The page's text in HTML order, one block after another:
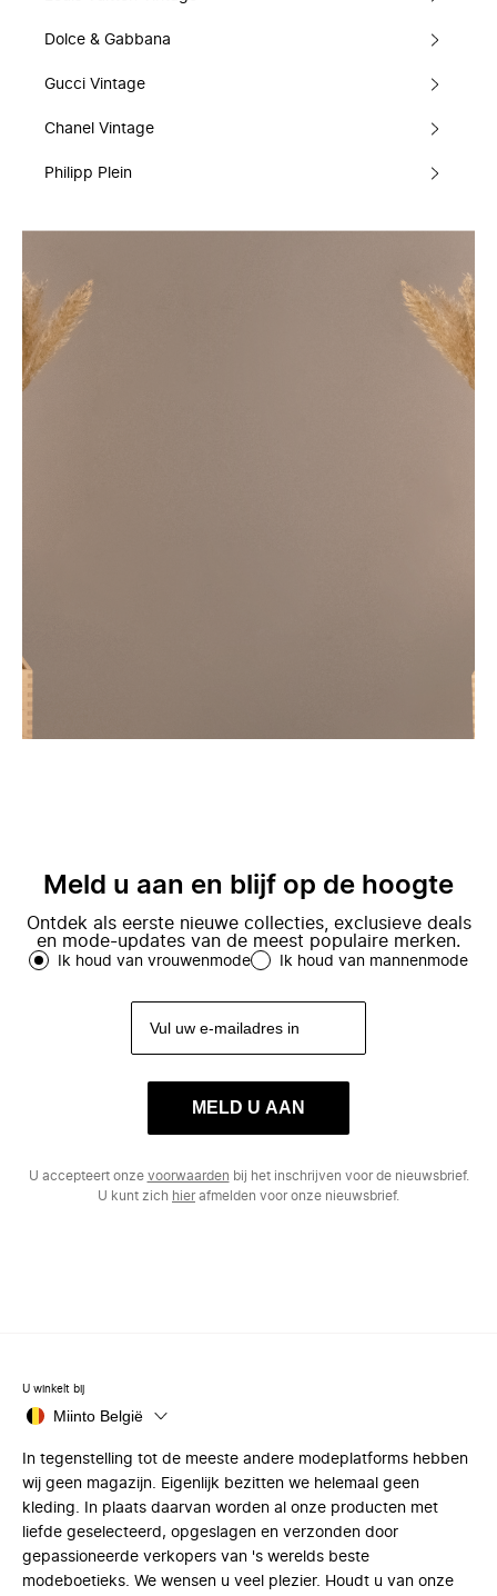
Dolce & Gabbana
Gucci Vintage
Chanel Vintage
Philipp Plein
Meld u aan en blijf op de hoogte
Ontdek als eerste nieuwe collecties, exclusieve deals
en mode-updates van de meest populaire merken.
Ik houd van vrouwenmode Ik houd van mannenmode
MELD U AAN
U accepteert onze voorwaarden bij het inschrijven voor de nieuwsbrief.
U kunt zich hierafmelden voor onze nieuwsbrief.
U winkelt bij
Miinto België
In tegenstelling tot de meeste andere modeplatforms hebben
wij geen magazijn. Eigenlijk bezitten we helemaal geen
kleding. In plaats daarvan worden al onze producten met
liefde geselecteerd, opgeslagen en verzonden door
gepassioneerde verkopers van 's werelds beste
modeboetieks. We wensen u veel plezier. Houdt u van onze